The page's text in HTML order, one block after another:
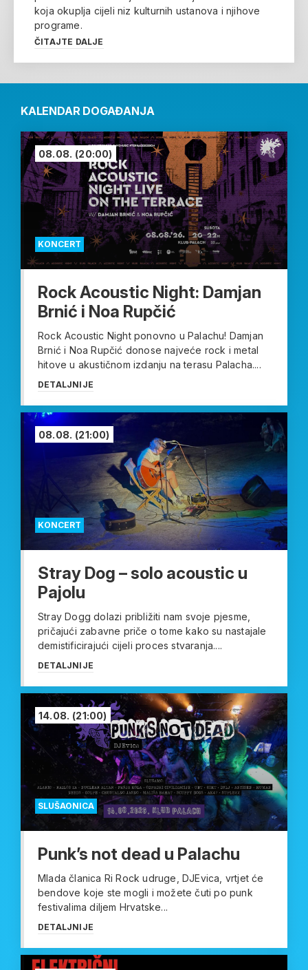
koja okuplja cijeli niz kulturnih ustanova i njihove
programe.
ČITAJTE DALJE
KALENDAR DOGAĐANJA
KONCERT
08.08. (20:00)
Rock Acoustic Night: Damjan
Brnić i Noa Rupčić
Rock Acoustic Night ponovno u Palachu! Damjan
Brnić i Noa Rupčić donose najveće rock i metal
hitove u akustičnom izdanju na terasu Palacha....
DETALJNIJE
KONCERT
08.08. (21:00)
Stray Dog – solo acoustic u
Pajolu
Stray Dogg dolazi približiti nam svoje pjesme,
pričajući zabavne priče o tome kako su nastajale
demistificirajući cijeli proces stvaranja....
DETALJNIJE
SLUŠAONICA
14.08. (21:00)
Punk’s not dead u Palachu
Mlada članica Ri Rock udruge, DJEvica, vrtjet će
bendove koje ste mogli i možete čuti po punk
festivalima diljem Hrvatske...
DETALJNIJE